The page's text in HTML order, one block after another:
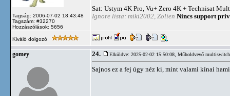
Tagság: 2006-07-02 18:43:48
Tagszám: #32270
Hozzászólások: 5656
Sat: Ustym 4K Pro, Vu+ Zero 4K + Technisat
Ignore lista: miki2002, Zolien Nincs support
Kiváló dolgozó
gomey 24. Elküldve: 2025-02-02 15:50:08, Műholdvevő multiswitch
Sajnos ez a fej úgy néz ki, mint valami kínai